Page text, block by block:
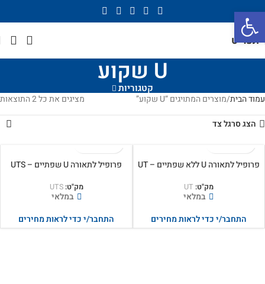
תפריט
U שקוע
קטגוריות
עמוד הבית מוצרים המתויגים “U שקוע”
מציגים את כל ⁦2⁩ התוצאות
הצג סרגל צד
פרופיל לתאורה U ללא שפתיים – UT
מק"ט: UT
במלאי
התחבר/י כדי לראות מחירים
פרופיל לתאורה U שפתיים – UTS
מק"ט:UTS
במלאי
התחבר/י כדי לראות מחירים
פתח סרגל נגישות